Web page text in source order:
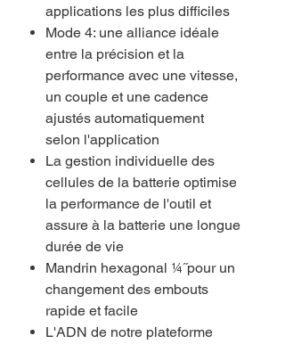
applications les plus difficiles
Mode 4: une alliance idéale
entre la précision et la
performance avec une vitesse,
un couple et une cadence
ajustés automatiquement
selon l'application
La gestion individuelle des
cellules de la batterie optimise
la performance de l'outil et
assure à la batterie une longue
durée de vie
Mandrin hexagonal ¼˝pour un
changement des embouts
rapide et facile
L'ADN de notre plateforme